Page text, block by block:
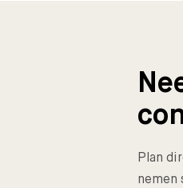
Plan
nemen